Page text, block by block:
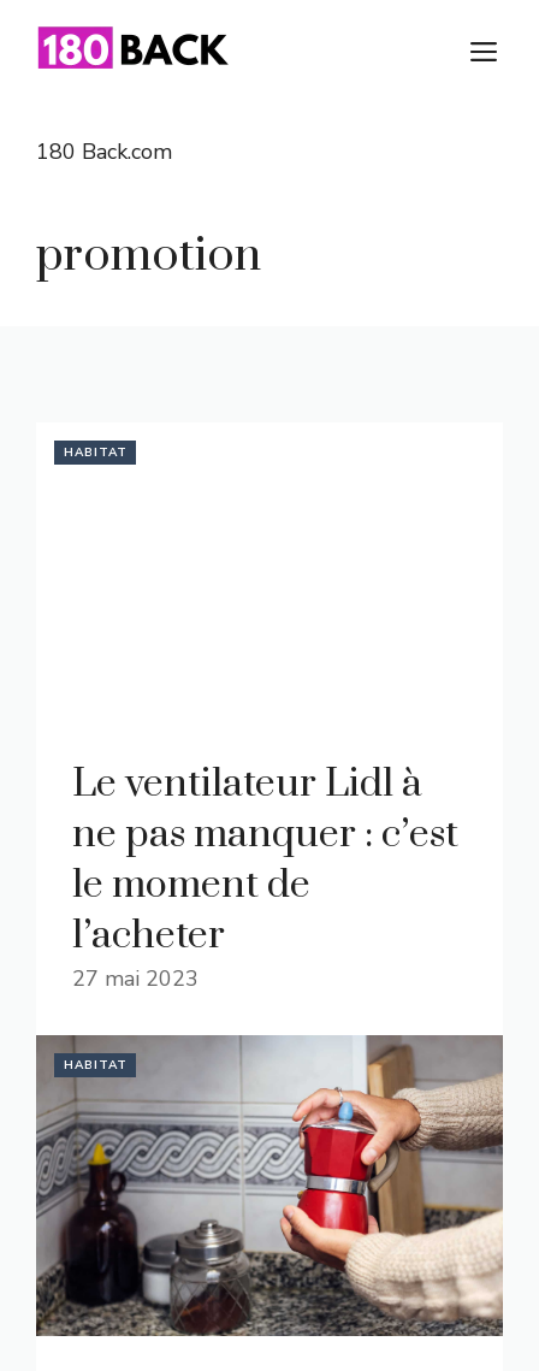
180 Back.com
promotion
HABITAT
Le ventilateur Lidl à
ne pas manquer : c’est
le moment de
l’acheter
27 mai 2023
HABITAT